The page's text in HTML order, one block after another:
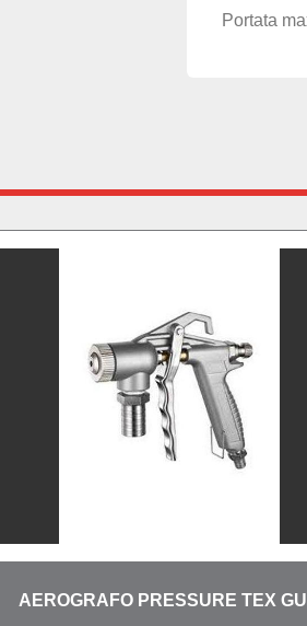
Portata
TEX GUN